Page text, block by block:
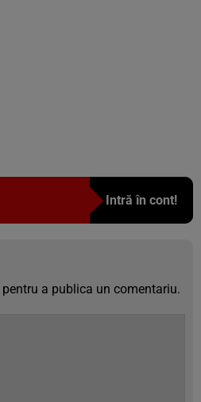
Intră în cont!
pentru a publica un comentariu.